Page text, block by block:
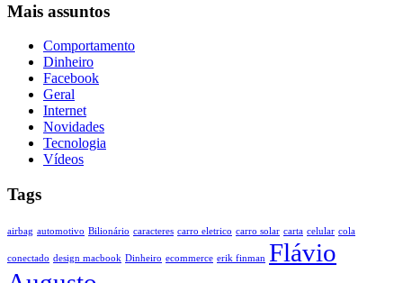
Mais assuntos
Comportamento
Dinheiro
Facebook
Geral
Internet
Novidades
Tecnologia
Vídeos
Tags
airbag automotivo Bilionário caracteres carro eletrico carro solar carta celular cola
conectado design macbook Dinheiro ecommerce erik finman Flávio